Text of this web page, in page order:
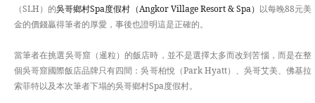
（SLH）的吳哥鄉村Spa度假村（Angkor Village Resort & Spa） 以每晚88元美
金的價錢贏得筆者的厚愛，事後也證明這是正確的。
當筆者在挑選吳哥窟（暹粒）的飯店時，並不是選擇太多而改到苦惱，而是在整
個吳哥窟國際飯店品牌只有四間：吳哥柏悅（Park Hyatt）、吳哥艾美、佛基拉
索菲特以及本次筆者下塌的吳哥鄉村Spa度假村。